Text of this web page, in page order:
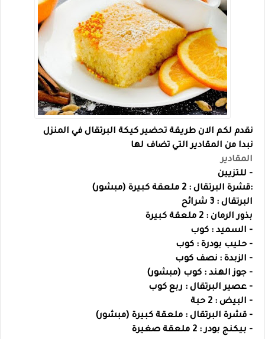
نقدم لكم الان طريقة تحضير كيكة البرتقال في المنزل
نبدا من المقادير التي تضاف لها
المقادير
- للتزيين
:قشرة البرتقال : 2 ملعقة كبيرة (مبشور)
البرتقال : 3 شرائح
بذور الرمان : 2 ملعقة كبيرة
- السميد : كوب
- حليب بودرة : كوب
- الزبدة : نصف كوب
- جوز الهند : كوب (مبشور)
- عصير البرتقال : ربع كوب
- البيض : 2 حبة
- قشرة البرتقال : ملعقة كبيرة (مبشور)
- بيكنج بودر : 2 ملعقة صغيرة